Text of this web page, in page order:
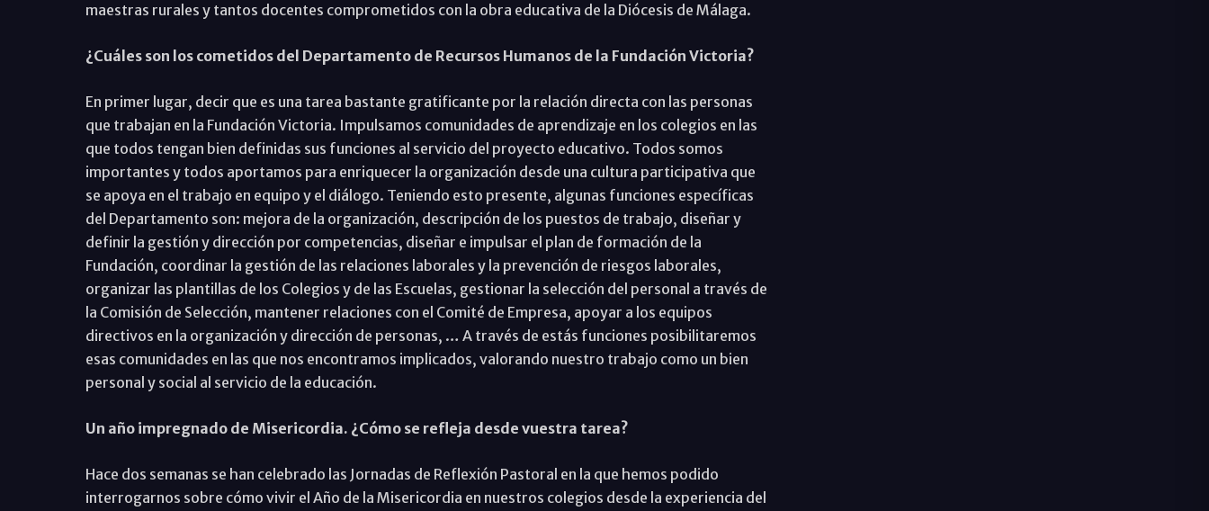
maestras rurales y tantos docentes comprometidos con la obra educativa de la Diócesis de Málaga.
¿Cuáles son los cometidos del Departamento de Recursos Humanos de la Fundación Victoria?
En primer lugar, decir que es una tarea bastante gratificante por la relación directa con las personas
que trabajan en la Fundación Victoria. Impulsamos comunidades de aprendizaje en los colegios en las
que todos tengan bien definidas sus funciones al servicio del proyecto educativo. Todos somos
importantes y todos aportamos para enriquecer la organización desde una cultura participativa que
se apoya en el trabajo en equipo y el diálogo. Teniendo esto presente, algunas funciones específicas
del Departamento son: mejora de la organización, descripción de los puestos de trabajo, diseñar y
definir la gestión y dirección por competencias, diseñar e impulsar el plan de formación de la
Fundación, coordinar la gestión de las relaciones laborales y la prevención de riesgos laborales,
organizar las plantillas de los Colegios y de las Escuelas, gestionar la selección del personal a través de
la Comisión de Selección, mantener relaciones con el Comité de Empresa, apoyar a los equipos
directivos en la organización y dirección de personas, … A través de estás funciones posibilitaremos
esas comunidades en las que nos encontramos implicados, valorando nuestro trabajo como un bien
personal y social al servicio de la educación.
Un año impregnado de Misericordia. ¿Cómo se refleja desde vuestra tarea?
Hace dos semanas se han celebrado las Jornadas de Reflexión Pastoral en la que hemos podido
interrogarnos sobre cómo vivir el Año de la Misericordia en nuestros colegios desde la experiencia del